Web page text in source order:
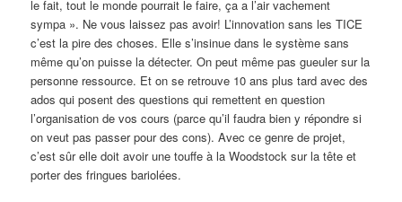
le fait, tout le monde pourrait le faire, ça a l’air vachement
sympa ». Ne vous laissez pas avoir! L’innovation sans les TICE
c’est la pire des choses. Elle s’insinue dans le système sans
même qu’on puisse la détecter. On peut même pas gueuler sur la
personne ressource. Et on se retrouve 10 ans plus tard avec des
ados qui posent des questions qui remettent en question
l’organisation de vos cours (parce qu’il faudra bien y répondre si
on veut pas passer pour des cons). Avec ce genre de projet,
c’est sûr elle doit avoir une touffe à la Woodstock sur la tête et
porter des fringues bariolées.